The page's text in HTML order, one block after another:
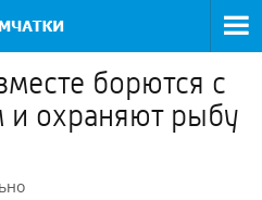
борются с
и охраняют рыбу